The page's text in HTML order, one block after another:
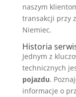
naszym
transakcji przy
Niemiec.
Historia
Jednym z
technicznych
pojazdu.
informacje o